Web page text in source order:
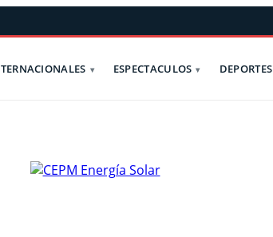
ESPECTACULOS DEPORTES